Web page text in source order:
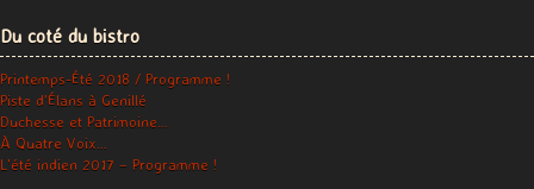
Du coté du bistro
Printemps-Été 2018 / Programme !
Piste d’Élans à Genillé
Duchesse et Patrimoine…
À Quatre Voix…
L’été indien 2017 – Programme !